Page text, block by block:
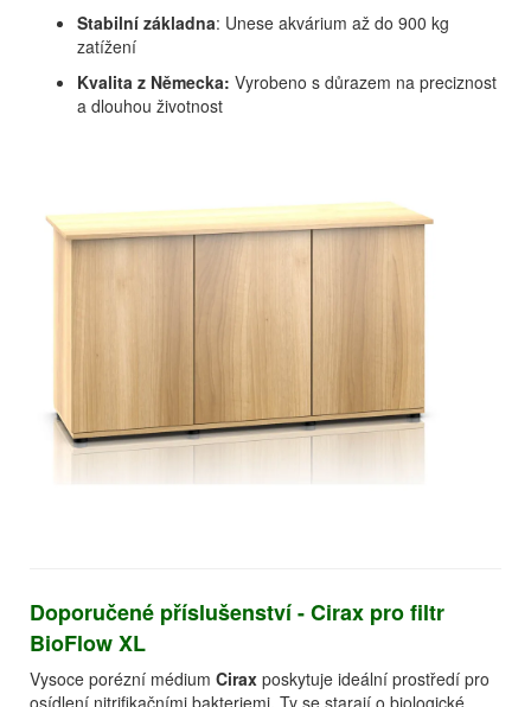
Stabilní základna: Unese akvárium až do 900 kg
zatížení
Kvalita z Německa: Vyrobeno s důrazem na preciznost
a dlouhou životnost
Doporučené příslušenství - Cirax pro filtr
BioFlow XL
Vysoce porézní médium Cirax poskytuje ideální prostředí pro
osídlení nitrifikačními bakteriemi. Ty se starají o biologické